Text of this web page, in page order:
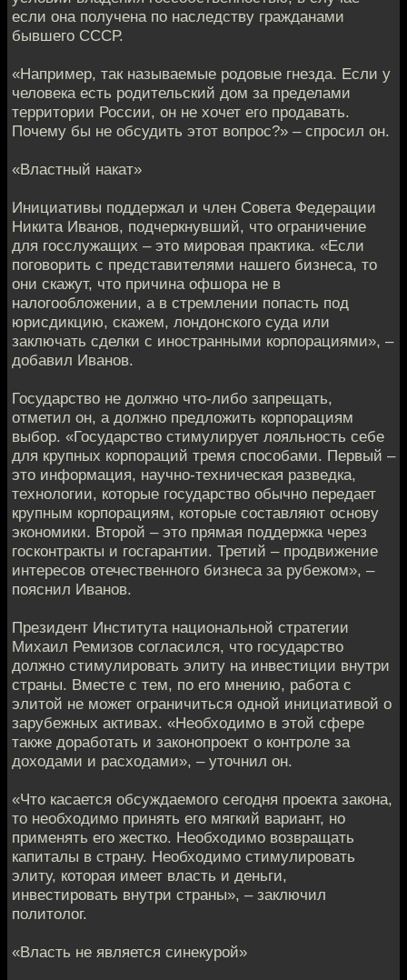
если она получена по наследству гражданами
бывшего СССР.
«Например, так называемые родовые гнезда. Если у
человека есть родительский дом за пределами
территории России, он не хочет его продавать.
Почему бы не обсудить этот вопрос?» – спросил он.
«Властный накат»
Инициативы поддержал и член Совета Федерации
Никита Иванов, подчеркнувший, что ограничение
для госслужащих – это мировая практика. «Если
поговорить с представителями нашего бизнеса, то
они скажут, что причина офшора не в
налогообложении, а в стремлении попасть под
юрисдикцию, скажем, лондонского суда или
заключать сделки с иностранными корпорациями», –
добавил Иванов.
Государство не должно что-либо запрещать,
отметил он, а должно предложить корпорациям
выбор. «Государство стимулирует лояльность себе
для крупных корпораций тремя способами. Первый –
это информация, научно-техническая разведка,
технологии, которые государство обычно передает
крупным корпорациям, которые составляют основу
экономики. Второй – это прямая поддержка через
госконтракты и госгарантии. Третий – продвижение
интересов отечественного бизнеса за рубежом», –
пояснил Иванов.
Президент Института национальной стратегии
Михаил Ремизов согласился, что государство
должно стимулировать элиту на инвестиции внутри
страны. Вместе с тем, по его мнению, работа с
элитой не может ограничиться одной инициативой о
зарубежных активах. «Необходимо в этой сфере
также доработать и законопроект о контроле за
доходами и расходами», – уточнил он.
«Что касается обсуждаемого сегодня проекта закона,
то необходимо принять его мягкий вариант, но
применять его жестко. Необходимо возвращать
капиталы в страну. Необходимо стимулировать
элиту, которая имеет власть и деньги,
инвестировать внутри страны», – заключил
политолог.
«Власть не является синекурой»